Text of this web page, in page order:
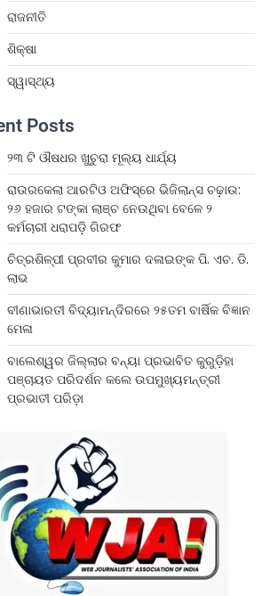
ରାଜନୀତି
ଶିକ୍ଷା
ସ୍ୱାସ୍ଥ୍ୟ
Posts
୨୩ ଟି ଔଷଧର ଖୁଚୁରା ମୂଲ୍ୟ ଧାର୍ଯ୍ୟ
ରାଉରକେଲା ଆରଟିଓ ଅଫିସ୍‌ରେ ଭିଜିଲାନ୍ସ ଚଢ଼ାଉ:
୨୬ ହଜାର ଟଙ୍କା ଲାଞ୍ଚ ନେଉଥିବା ବେଳେ ୨
କର୍ମଚାରୀ ଧରାପଡ଼ି ଗିରଫ
ଚିତ୍ରଶିଳ୍ପୀ ପ୍ରବୀର କୁମାର ଦଳାଇଙ୍କ ପି. ଏଚ. ଡି.
ଲାଭ
ବୀଣାଭାରତୀ ବିଦ୍ୟାମନ୍ଦିରରେ ୨୫ତମ ବାର୍ଷିକ ବିଜ୍ଞାନ
ମେଳା
ବାଲେଶ୍ୱର ଜିଲ୍ଲାର ବନ୍ୟା ପ୍ରଭାବିତ କୁରୁଡ଼ିହା
ପଞ୍ଚାୟତ ପରିଦର୍ଶନ କଲେ ଉପମୁଖ୍ୟମନ୍ତ୍ରୀ
ପ୍ରଭାତୀ ପରିଡ଼ା